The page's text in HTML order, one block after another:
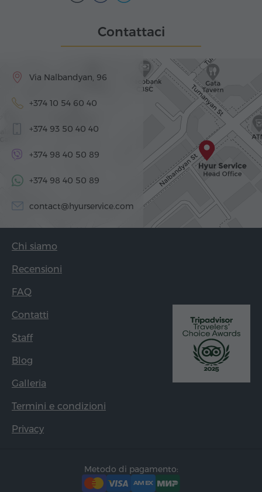
Contattaci
Via Nalbandyan, 96
+374 10 54 60 40
+374 93 50 40 40
+374 98 40 50 89
+374 98 40 50 89
contact@hyurservice.com
Chi siamo
Recensioni
FAQ
Contatti
Staff
Blog
Galleria
Termini e condizioni
Privacy
Metodo di pagamento: